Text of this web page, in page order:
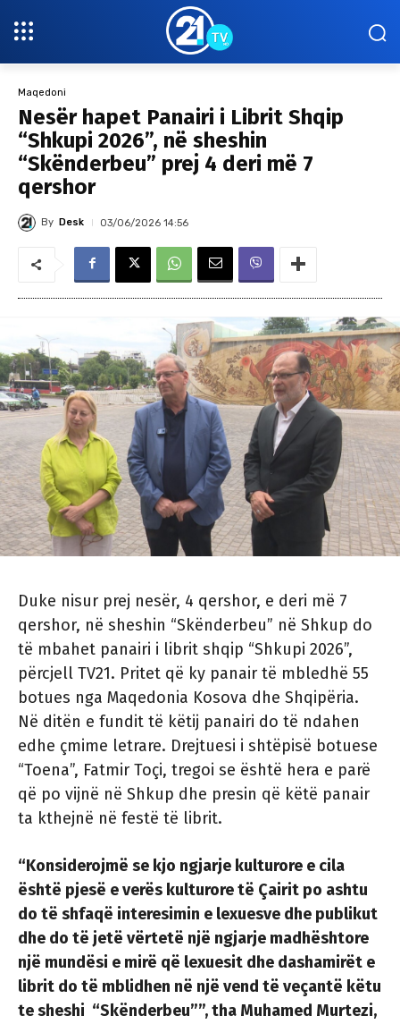
Maqedoni
Nesër hapet Panairi i Librit Shqip
“Shkupi 2026”, në sheshin
“Skënderbeu” prej 4 deri më 7
qershor
By Desk 03/06/2026 14:56
Duke nisur prej nesër, 4 qershor, e deri më 7
qershor, në sheshin “Skënderbeu” në Shkup do
të mbahet panairi i librit shqip “Shkupi 2026”,
përcjell TV21. Pritet që ky panair të mbledhë 55
botues nga Maqedonia Kosova dhe Shqipëria.
Në ditën e fundit të këtij panairi do të ndahen
edhe çmime letrare. Drejtuesi i shtëpisë botuese
“Toena”, Fatmir Toçi, tregoi se është hera e parë
që po vijnë në Shkup dhe presin që këtë panair
ta kthejnë në festë të librit.
“Konsiderojmë se kjo ngjarje kulturore e cila
është pjesë e verës kulturore të Çairit po ashtu
do të shfaqë interesimin e lexuesve dhe publikut
dhe do të jetë vërtetë një ngjarje madhështore
një mundësi e mirë që lexuesit dhe dashamirët e
librit do të mblidhen në një vend të veçantë këtu
te sheshi “Skënderbeu””, tha Muhamed Murtezi,